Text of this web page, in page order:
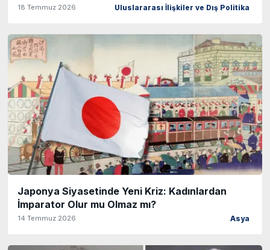
18 Temmuz 2026 Uluslararası İlişkiler ve Dış Politika
Japonya Siyasetinde Yeni Kriz: Kadınlardan
İmparator Olur mu Olmaz mı?
14 Temmuz 2026 Asya